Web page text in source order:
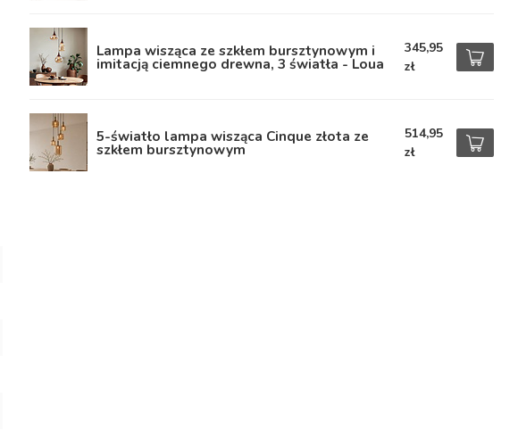
Lampa wisząca ze szkłem bursztynowym i
imitacją ciemnego drewna, 3 światła - Loua
345,95
zł
5-światło lampa wisząca Cinque złota ze
szkłem bursztynowym
514,95
zł